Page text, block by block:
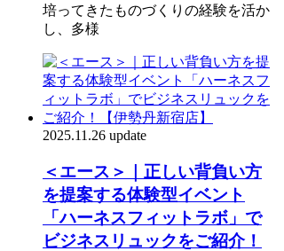
培ってきたものづくりの経験を活か
し、多様
2025.11.26 update
＜エース＞｜正しい背負い方
を提案する体験型イベント
「ハーネスフィットラボ」で
ビジネスリュックをご紹介！